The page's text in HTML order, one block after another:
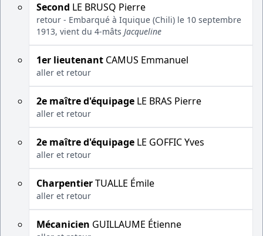
Second LE BRUSQ Pierre
retour - Embarqué à Iquique (Chili) le 10 septembre
1913, vient du 4-mâts Jacqueline
1er lieutenant CAMUS Emmanuel
aller et retour
2e maître d'équipage LE BRAS Pierre
aller et retour
2e maître d'équipage LE GOFFIC Yves
aller et retour
CharpentierTUALLE Émile
aller et retour
Mécanicien GUILLAUME Étienne